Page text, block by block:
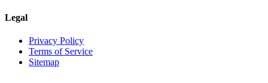
Legal
Privacy Policy
Terms of Service
Sitemap